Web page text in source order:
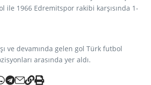
ile 1966 Edremitspor rakibi karşısında 1-
ve devamında gelen gol Türk futbol
arasında yer aldı.